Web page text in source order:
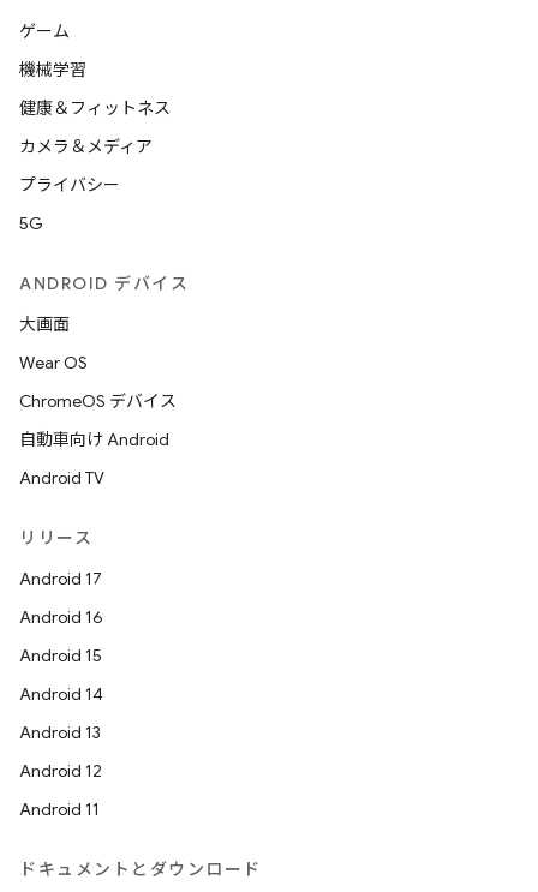
ゲーム
機械学習
健康＆フィットネス
カメラ＆メディア
プライバシー
5G
ANDROID デバイス
大画面
Wear OS
ChromeOS デバイス
自動車向け Android
Android TV
リリース
Android 17
Android 16
Android 15
Android 14
Android 13
Android 12
Android 11
ドキュメントとダウンロード